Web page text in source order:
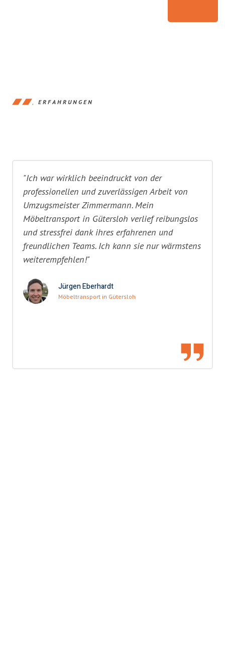
ERFAHRUNGEN
"Ich war wirklich beeindruckt von der
professionellen und zuverlässigen Arbeit von
Umzugsmeister Zimmermann. Mein
Möbeltransport in Gütersloh verlief reibungslos
und stressfrei dank ihres erfahrenen und
freundlichen Teams. Ich kann sie nur wärmstens
weiterempfehlen!"
Jürgen Eberhardt
Möbeltransport in Gütersloh